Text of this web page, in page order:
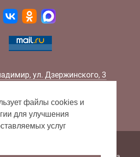
, ул. Дзержинского, 3
+7 (4922) 32-52-88
mail:
info@lib33.ru
файлы cookies и
для улучшения
услуг